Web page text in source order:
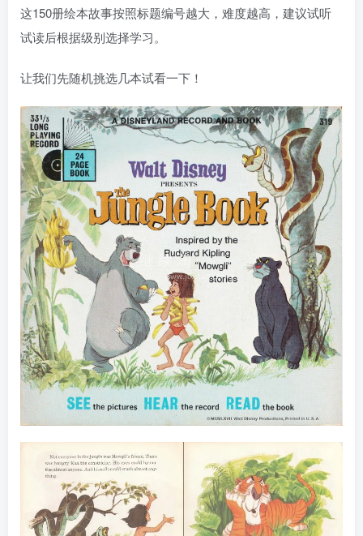
这150册绘本故事按照标题编号越大，难度越高，建议试听
试读后根据级别选择学习。
让我们先随机挑选几本试看一下！